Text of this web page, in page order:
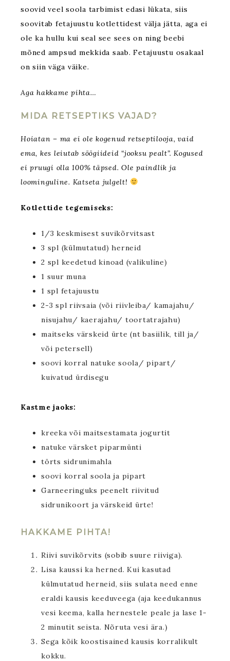
soovid veel soola tarbimist edasi lükata, siis
soovitab fetajuustu kotlettidest välja jätta, aga ei
ole ka hullu kui seal see sees on ning beebi
mõned ampsud mekkida saab. Fetajuustu osakaal
on siin väga väike.
Aga hakkame pihta…
MIDA RETSEPTIKS VAJAD?
Hoiatan – ma ei ole kogenud retseptilooja, vaid
ema, kes leiutab söögiideid “jooksu pealt”. Kogused
ei pruugi olla 100% täpsed. Ole paindlik ja
loominguline. Katseta julgelt!
Kotlettide tegemiseks:
1/3 keskmisest suvikõrvitsast
3 spl (külmutatud) herneid
2 spl keedetud kinoad (valikuline)
1 suur muna
1 spl fetajuustu
2-3 spl riivsaia (või riivleiba/ kamajahu/
nisujahu/ kaerajahu/ toortatrajahu)
maitseks värskeid ürte (nt basiilik, till ja/
või petersell)
soovi korral natuke soola/ pipart/
kuivatud ürdisegu
Kastme jaoks:
kreeka või maitsestamata jogurtit
natuke värsket piparmünti
törts sidrunimahla
soovi korral soola ja pipart
Garneeringuks peenelt riivitud
sidrunikoort ja värskeid ürte!
HAKKAME PIHTA!
Riivi suvikõrvits (sobib suure riiviga).
Lisa kaussi ka herned. Kui kasutad
külmutatud herneid, siis sulata need enne
eraldi kausis keeduveega (aja keedukannus
vesi keema, kalla hernestele peale ja lase 1-
2 minutit seista. Nõruta vesi ära.)
Sega kõik koostisained kausis korralikult
kokku.